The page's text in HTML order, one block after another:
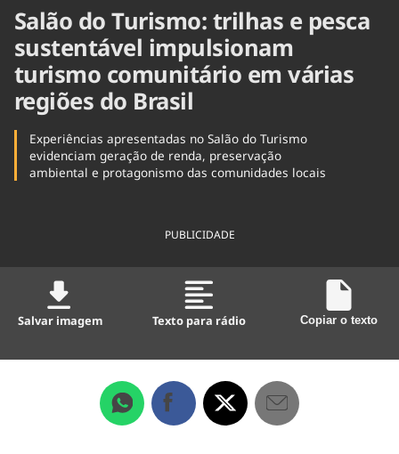
Salão do Turismo: trilhas e pesca
sustentável impulsionam
turismo comunitário em várias
regiões do Brasil
Experiências apresentadas no Salão do Turismo
evidenciam geração de renda, preservação
ambiental e protagonismo das comunidades locais
PUBLICIDADE
Salvar imagem Texto para rádio Copiar o texto